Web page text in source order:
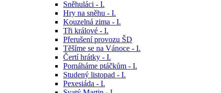
Sněhuláci - I.
Hry na sněhu - I.
Kouzelná zima - I.
Tři králové - I.
Přerušení provozu ŠD
Těšíme se na Vánoce - I.
Čertí hrátky - I.
Pomáháme ptáčkům - I.
Studený listopad - I.
Pexesiáda - I.